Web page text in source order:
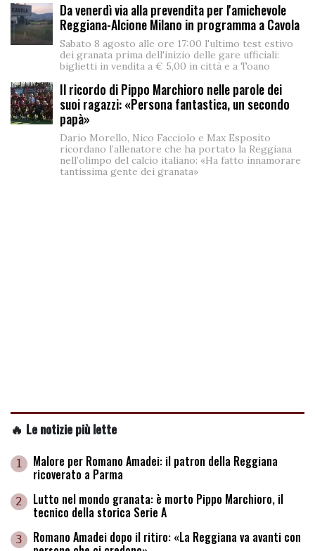
Da venerdì via alla prevendita per l'amichevole
Reggiana-Alcione Milano in programma a Cavola
Sabato 8 agosto alle ore 17:00 l'ultimo test estivo
dei granata prima dell'inizio delle gare ufficiali:
biglietti in vendita a € 5,00 in città e a Toano
Il ricordo di Pippo Marchioro nelle parole dei
suoi ragazzi: «Persona fantastica, un secondo
papà»
Dario Morello, Nico Facciolo e Max Esposito
ricordano l’allenatore che ha portato la Reggiana
nell’olimpo del calcio italiano: «Ha fatto innamorare
tantissima gente dei granata»
🔥 Le notizie più lette
1 Malore per Romano Amadei: il patron della Reggiana
ricoverato a Parma
2 Lutto nel mondo granata: è morto Pippo Marchioro, il
tecnico della storica Serie A
3 Romano Amadei dopo il ritiro: «La Reggiana va avanti con